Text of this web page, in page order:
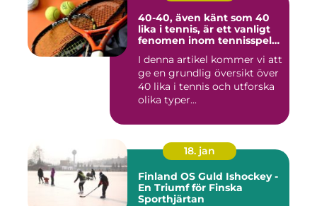
40-40, även känt som 40
lika i tennis, är ett vanligt
fenomen inom tennisspelet
spännande och
frustrerande för spelare
och fans
I denna artikel kommer vi att
ge en grundlig översikt över
40 lika i tennis och utforska
olika typer...
18. jan
Finland OS Guld Ishockey -
En Triumf för Finska
Sporthjärtan